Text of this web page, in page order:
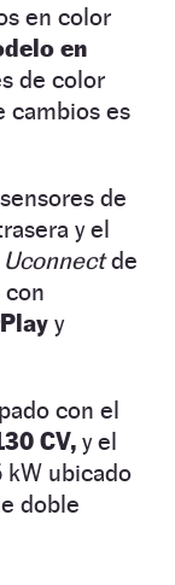
en color
en
de color
cambios es
de
y el
Uconnectde
y
con el
CV, y el
ubicado
doble